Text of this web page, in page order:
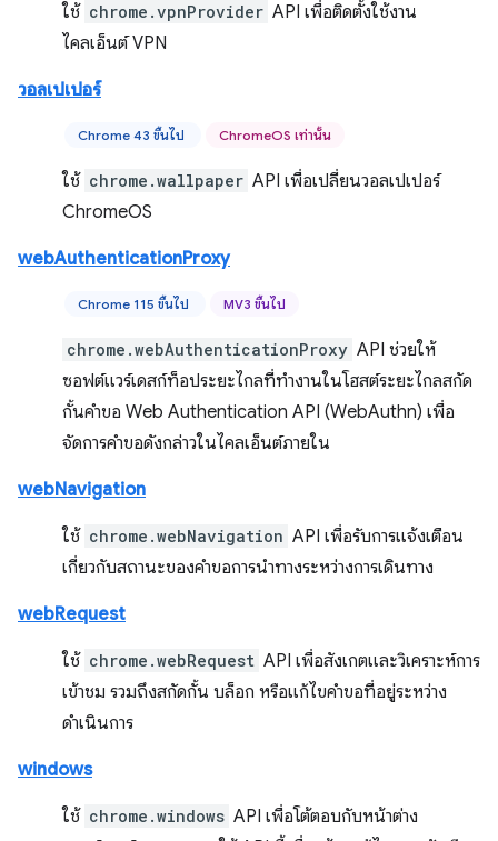
ใช้ chrome.vpnProvider API เพื่อติดตั้งใช้งาน
ไคลเอ็นต์ VPN
วอลเปเปอร์
Chrome 43 ขึ้นไป ChromeOS เท่านั้น
ใช้ chrome.wallpaper API เพื่อเปลี่ยนวอลเปเปอร์
ChromeOS
webAuthenticationProxy
Chrome 115 ขึ้นไป MV3 ขึ้นไป
chrome.webAuthenticationProxy API ช่วยให้
ซอฟต์แวร์เดสก์ท็อประยะไกลที่ทำงานในโฮสต์ระยะไกลสกัด
กั้นคำขอ Web Authentication API (WebAuthn) เพื่อ
จัดการคำขอดังกล่าวในไคลเอ็นต์ภายใน
webNavigation
ใช้ chrome.webNavigation API เพื่อรับการแจ้งเตือน
เกี่ยวกับสถานะของคำขอการนำทางระหว่างการเดินทาง
webRequest
ใช้ chrome.webRequest API เพื่อสังเกตและวิเคราะห์การ
เข้าชม รวมถึงสกัดกั้น บล็อก หรือแก้ไขคำขอที่อยู่ระหว่าง
ดำเนินการ
windows
ใช้ chrome.windows API เพื่อโต้ตอบกับหน้าต่าง